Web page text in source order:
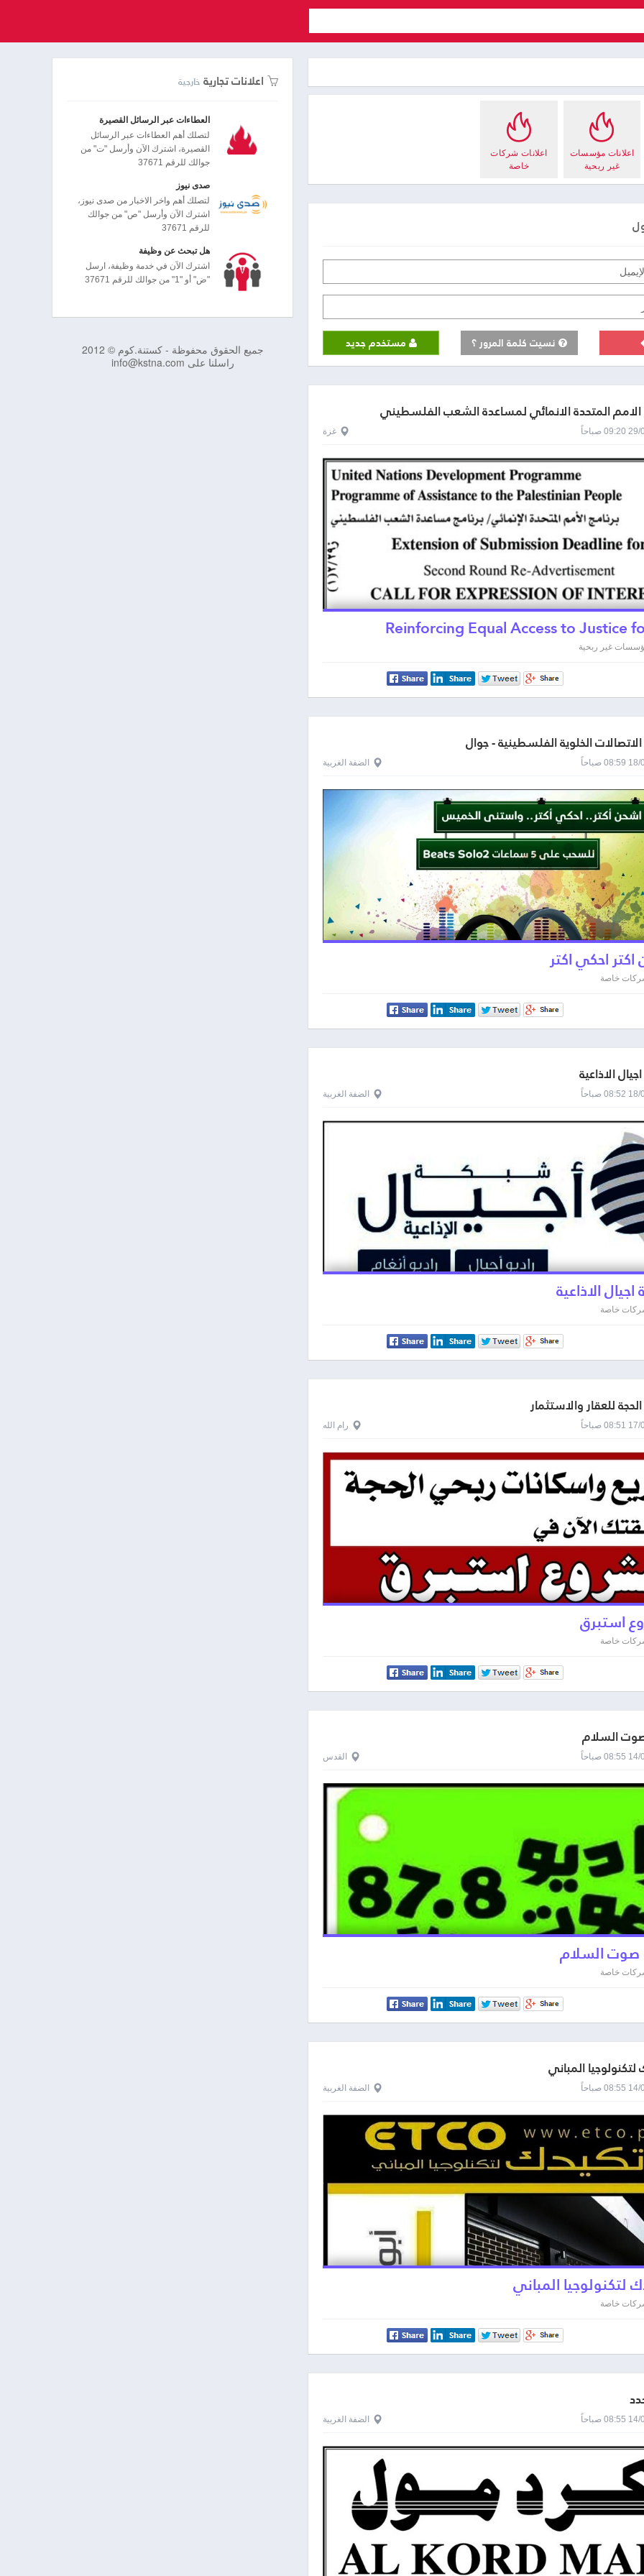
اعلانات تجارية خارجية
العطاءات عبر الرسائل القصيرة
لتصلك أهم العطاءات عبر الرسائل
القصيرة، اشترك الآن وأرسل "ت" من
جوالك للرقم 37671
صدى نيوز
لتصلك أهم واخر الاخبار من صدى نيوز،
اشترك الآن وأرسل "ص" من جوالك
للرقم 37671
هل تبحث عن وظيفة
اشترك الآن في خدمة وظيفة، ارسل
"ض" أو "1" من جوالك للرقم 37671
جميع الحقوق محفوظة - كستنة.كوم © 2012
راسلنا على info@kstna.com
اعلانات مؤسسات
غير ربحية
اعلانات شركات
خاصة
نسيت كلمة المرور ؟ مستخدم جديد
الامم المتحدة الانمائي لمساعدة الشعب الفلسطيني
صباحاً غزة
Reinforcing Equal Access to Justice
غير ربحية
الخلوية الفلسطينية - جوال
صباحاً الضفة الغربية
احكي اكتر
شركات خاصة
الاذاعية
صباحاً الضفة الغربية
الاذاعية
شركات خاصة
للعقار والاستثمار
صباحاً رام الله
استبرق
شركات خاصة
صوت السلام
صباحاً القدس
صوت السلام
شركات خاصة
لتكنولوجيا المباني
صباحاً الضفة الغربية
لتكنولوجيا المباني
شركات خاصة
صباحاً الضفة الغربية